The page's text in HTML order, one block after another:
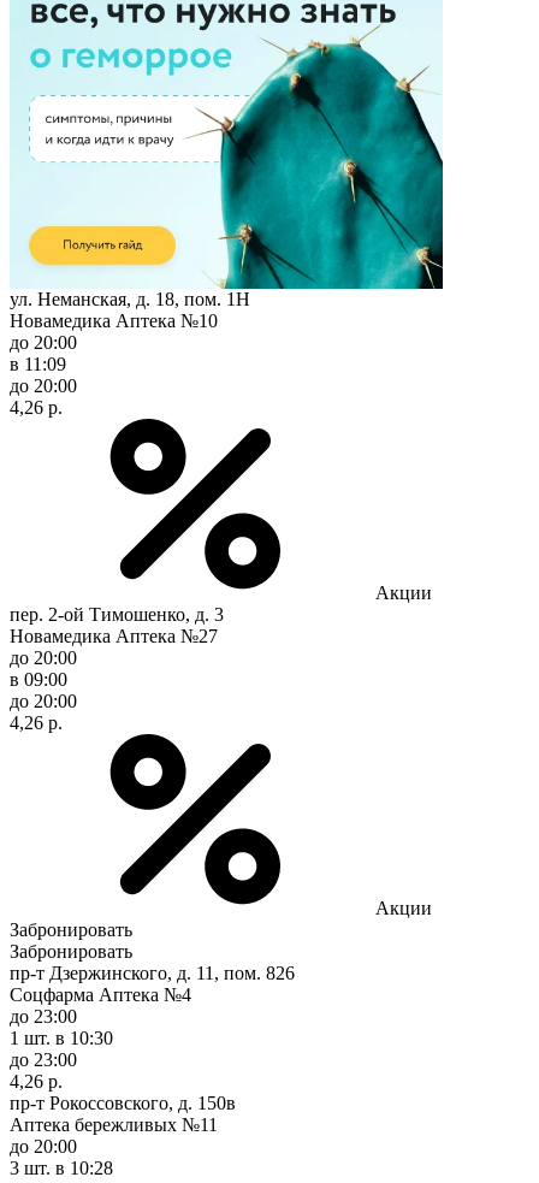
ул. Неманская, д. 18, пом. 1Н
Новамедика Аптека №10
до 20:00
в 11:09
до 20:00
4,26 р.
Акции
пер. 2-ой Тимошенко, д. 3
Новамедика Аптека №27
до 20:00
в 09:00
до 20:00
4,26 р.
Акции
Забронировать
Забронировать
пр-т Дзержинского, д. 11, пом. 826
Соцфарма Аптека №4
до 23:00
1 шт. в 10:30
до 23:00
4,26 р.
пр-т Рокоссовского, д. 150в
Аптека бережливых №11
до 20:00
3 шт. в 10:28